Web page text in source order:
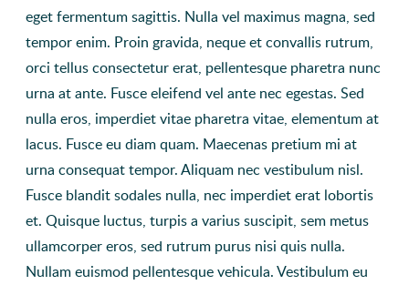
eget fermentum sagittis. Nulla vel maximus magna, sed
tempor enim. Proin gravida, neque et convallis rutrum,
orci tellus consectetur erat, pellentesque pharetra nunc
urna at ante. Fusce eleifend vel ante nec egestas. Sed
nulla eros, imperdiet vitae pharetra vitae, elementum at
lacus. Fusce eu diam quam. Maecenas pretium mi at
urna consequat tempor. Aliquam nec vestibulum nisl.
Fusce blandit sodales nulla, nec imperdiet erat lobortis
et. Quisque luctus, turpis a varius suscipit, sem metus
ullamcorper eros, sed rutrum purus nisi quis nulla.
Nullam euismod pellentesque vehicula. Vestibulum eu